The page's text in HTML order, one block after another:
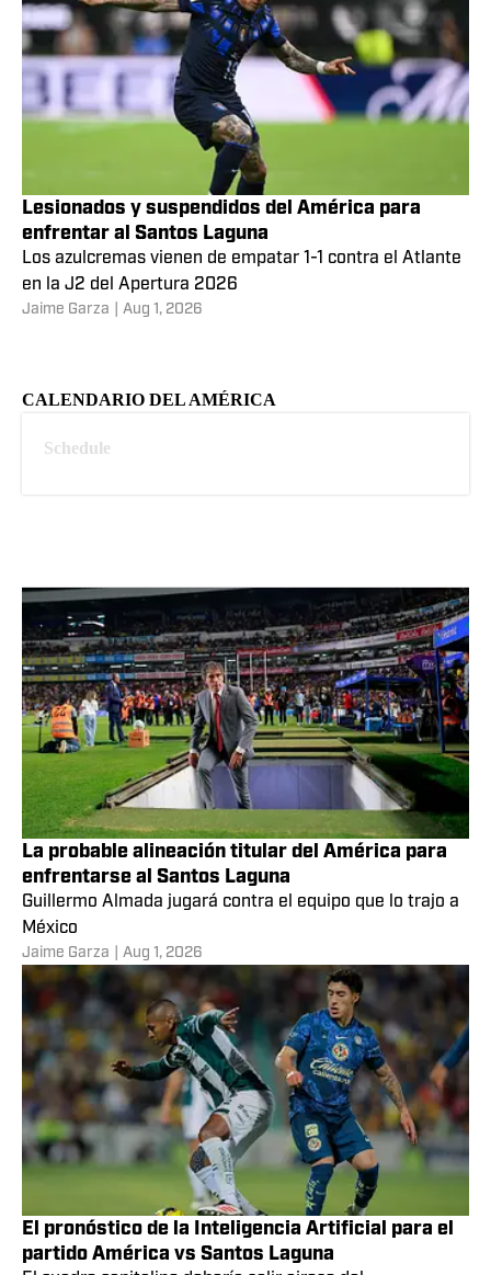
Lesionados y suspendidos del América para
enfrentar al Santos Laguna
Los azulcremas vienen de empatar 1-1 contra el Atlante
en la J2 del Apertura 2026
Jaime Garza Aug 1, 2026
CALENDARIO DEL AMÉRICA
Schedule
La probable alineación titular del América para
enfrentarse al Santos Laguna
Guillermo Almada jugará contra el equipo que lo trajo a
México
Jaime Garza Aug 1, 2026
El pronóstico de la Inteligencia Artificial para el
partido América vs Santos Laguna